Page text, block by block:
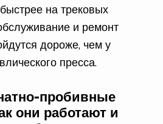
на трековых
и ремонт
дороже, чем у
пресса.